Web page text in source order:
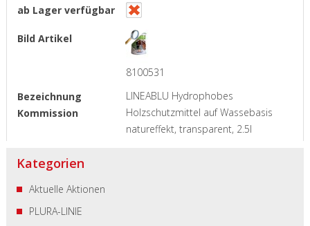
8100531
LINEABLU Hydrophobes
Holzschutzmittel auf Wassebasis
natureffekt, transparent, 2.5l
Kategorien
Aktuelle Aktionen
PLURA-LINIE